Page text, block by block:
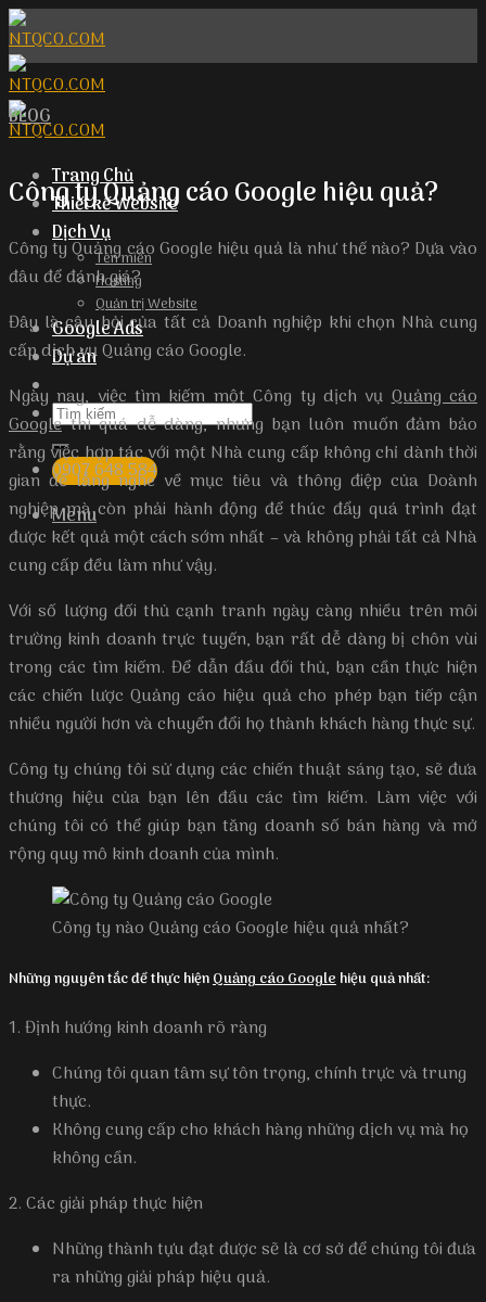
Skip
to
content
Trang Chủ
Thiết kế Website
Dịch Vụ
Tên miền
Hosting
Quản trị Website
Google Ads
Dự án
0907 648 584
Menu
BLOG
Công ty Quảng cáo Google hiệu quả?
Công ty Quảng cáo Google hiệu quả là như thế nào? Dựa vào
đâu để đánh giá?
Đây là câu hỏi của tất cả Doanh nghiệp khi chọn Nhà cung
cấp dịch vụ Quảng cáo Google.
Ngày nay, việc tìm kiếm một Công ty dịch vụQuảng cáo
Googlethì quá dễ dàng, nhưng bạn luôn muốn đảm bảo
rằng việc hợp tác với một Nhà cung cấp không chỉ dành thời
gian để lắng nghe về mục tiêu và thông điệp của Doành
nghiệp mà còn phải hành động để thúc đẩy quá trình đạt
được kết quả một cách sớm nhất – và không phải tất cả Nhà
cung cấp đều làm như vậy.
Với số lượng đối thủ cạnh tranh ngày càng nhiều trên môi
trường kinh doanh trực tuyến, bạn rất dễ dàng bị chôn vùi
trong các tìm kiếm. Để dẫn đầu đối thủ, bạn cần thực hiện
các chiến lược Quảng cáo hiệu quả cho phép bạn tiếp cận
nhiều người hơn và chuyển đổi họ thành khách hàng thực sự.
Công ty chúng tôi sử dụng các chiến thuật sáng tạo, sẽ đưa
thương hiệu của bạn lên đầu các tìm kiếm. Làm việc với
chúng tôi có thể giúp bạn tăng doanh số bán hàng và mở
rộng quy mô kinh doanh của mình.
Công ty nào Quảng cáo Google hiệu quả nhất?
Những nguyên tắc để thực hiệnQuảng cáo Googlehiệu quả nhất:
1. Định hướng kinh doanh rõ ràng
Chúng tôi quan tâm sự tôn trọng, chính trực và trung
thực.
Không cung cấp cho khách hàng những dịch vụ mà họ
không cần.
2. Các giải pháp thực hiện
Những thành tựu đạt được sẽ là cơ sở để chúng tôi đưa
ra những giải pháp hiệu quả.